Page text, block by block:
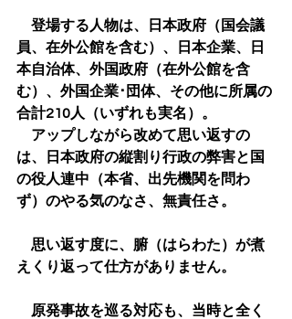
登場する人物は、日本政府（国会議
員、在外公館を含む）、日本企業、日
本自治体、外国政府（在外公館を含
む）、外国企業･団体、その他に所属の
合計210人（いずれも実名）。
アップしながら改めて思い返すの
は、日本政府の縦割り行政の弊害と国
の役人連中（本省、出先機関を問わ
ず）のやる気のなさ、無責任さ。
思い返す度に、腑（はらわた）が煮
えくり返って仕方がありません。
原発事故を巡る対応も、当時と全く